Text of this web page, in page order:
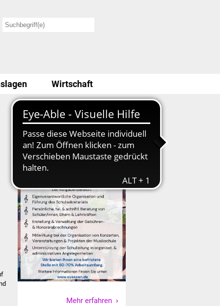
Wirtschaft
Stellenausschreibung
Mehr erfahren